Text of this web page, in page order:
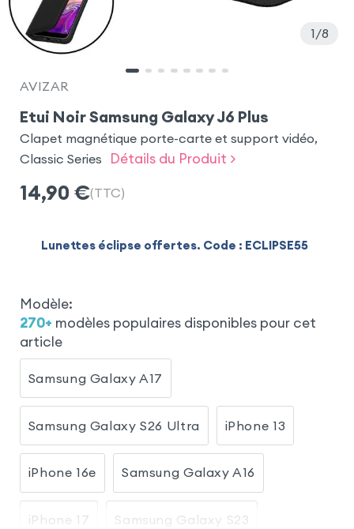
1 8
AVIZAR
Etui Noir Samsung Galaxy J6 Plus
Clapet magnétique porte-carte et support vidéo,
Classic Series
Détails du Produit >
14,90 €(TTC)
Lunettes éclipse offertes. Code : ECLIPSE55
Modèle:
270+ modèles populaires disponibles pour cet
article
Samsung Galaxy A17
Samsung Galaxy S26 Ultra iPhone 13
iPhone 16e Samsung Galaxy A16
iPhone 17 Samsung Galaxy S23